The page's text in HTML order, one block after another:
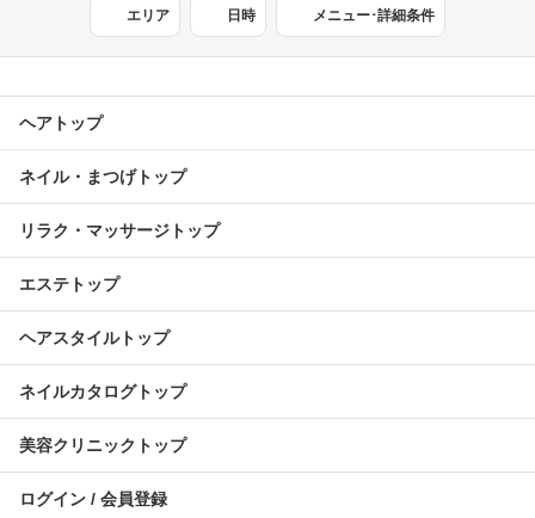
エリア 日時 メニュー･詳細条件
ヘアトップ
ネイル・まつげトップ
リラク・マッサージトップ
エステトップ
ヘアスタイルトップ
ネイルカタログトップ
美容クリニックトップ
ログイン / 会員登録